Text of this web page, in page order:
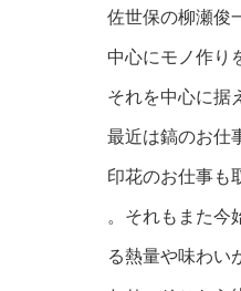
佐世保の柳瀬俊
中心にモノ作り
それを中心に据
最近は鎬のお仕
印花のお仕事も
。それもまた今
る熱量や味わい